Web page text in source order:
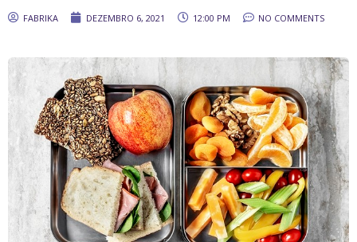
FABRIKA DEZEMBRO 6, 2021 12:00 PM NO COMMENTS